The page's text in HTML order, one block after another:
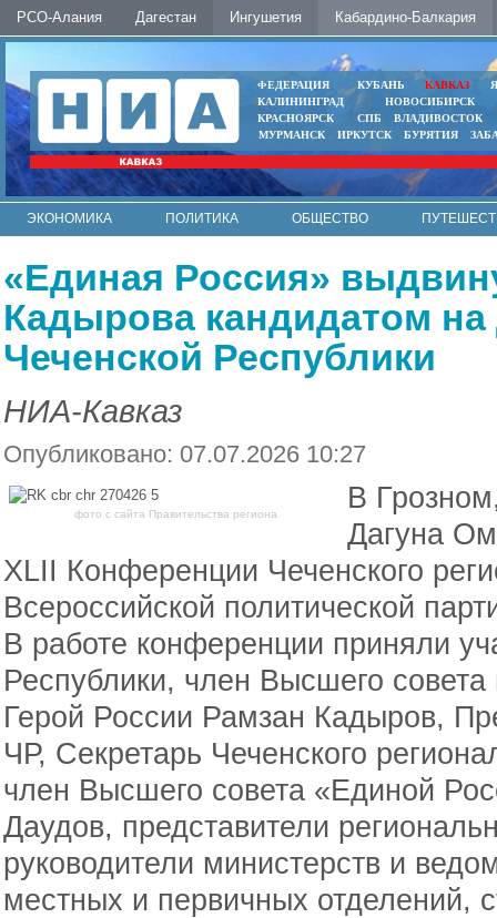
РСО-Алания Дагестан Ингушетия Кабардино-Балкария
ФЕДЕРАЦИЯ КУБАНЬ КАВКАЗ
КАЛИНИНГРАД
НОВОСИБИРСК
КРАСНОЯРСК
СПБ
ВЛАДИВОСТОК
МУРМАНСК
ИРКУТСК БУРЯТИЯ
ЭКОНОМИКА ПОЛИТИКА ОБЩЕСТВО
«Единая Россия»
Кадырова кандидатом
Чеченской Республики
НИА-Кавказ
Опубликовано: 07.07.2026 10:27
фото с сайта Правительства региона
В
Дагуна
XLII Конференции Чеченского
Всероссийской политической
В работе конференции приняли
Республики, член Высшего
Герой России Рамзан Кадыров,
ЧР, Секретарь Чеченского
член Высшего совета «Единой
Даудов, представители
руководители министерств и
местных и первичных отделений,